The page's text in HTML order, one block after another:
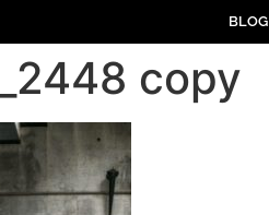
BLOG
copy